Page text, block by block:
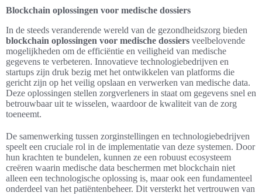
Blockchain oplossingen voor medische dossiers
In de steeds veranderende wereld van de gezondheidszorg bieden
blockchain oplossingen voor medische dossiers veelbelovende
mogelijkheden om de efficiëntie en veiligheid van medische
gegevens te verbeteren. Innovatieve technologiebedrijven en
startups zijn druk bezig met het ontwikkelen van platforms die
gericht zijn op het veilig opslaan en verwerken van medische data.
Deze oplossingen stellen zorgverleners in staat om gegevens snel en
betrouwbaar uit te wisselen, waardoor de kwaliteit van de zorg
toeneemt.
De samenwerking tussen zorginstellingen en technologiebedrijven
speelt een cruciale rol in de implementatie van deze systemen. Door
hun krachten te bundelen, kunnen ze een robuust ecosysteem
creëren waarin medische data beschermen met blockchain niet
alleen een technologische oplossing is, maar ook een fundamenteel
onderdeel van het patiëntenbeheer. Dit versterkt het vertrouwen van